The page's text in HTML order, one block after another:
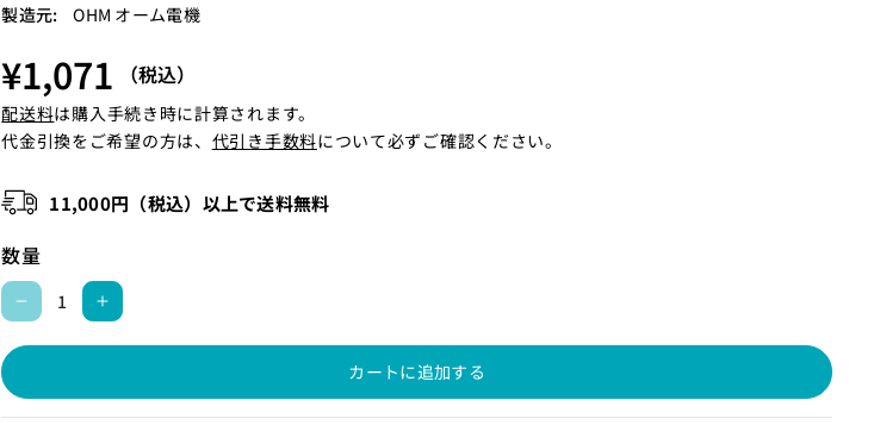
U
製造元:
OHM オーム電機
¥1,071 （税込）
配送料は購入手続き時に計算されます。
代金引換をご希望の方は、 代引き手数料について必ずご確認ください。
11,000円（税込）以上で送料無料
数量
コ
ー
レ
コ
ー
レ
カートに追加する